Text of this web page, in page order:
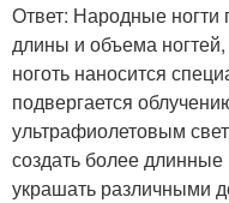
Ответ: Народные ногти
длины и объема
ноготь наносится
подвергается
ультрафиолетовым
создать более
украшать различными